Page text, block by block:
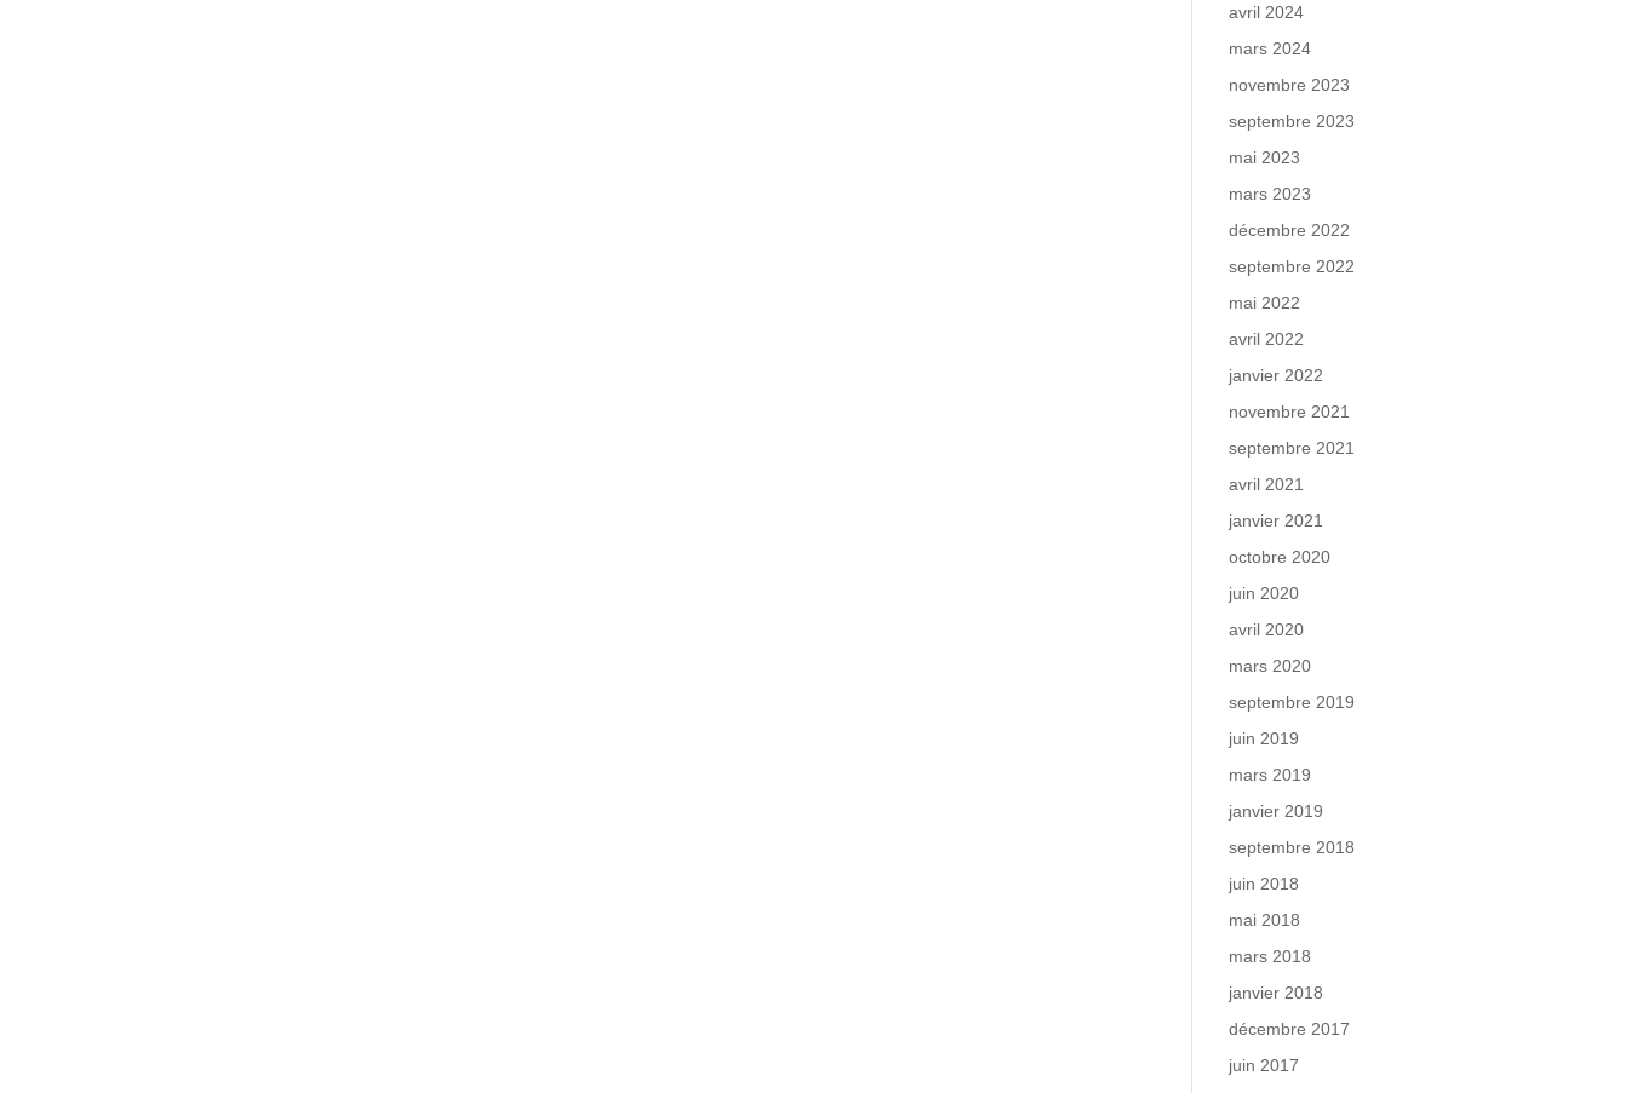
avril 2024
mars 2024
novembre 2023
septembre 2023
mai 2023
mars 2023
décembre 2022
septembre 2022
mai 2022
avril 2022
janvier 2022
novembre 2021
septembre 2021
avril 2021
janvier 2021
octobre 2020
juin 2020
avril 2020
mars 2020
septembre 2019
juin 2019
mars 2019
janvier 2019
septembre 2018
juin 2018
mai 2018
mars 2018
janvier 2018
décembre 2017
juin 2017